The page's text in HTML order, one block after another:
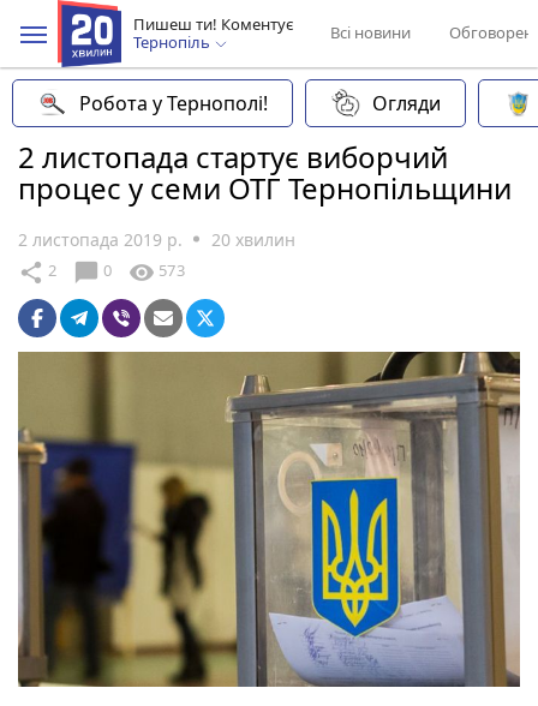
Пишеш ти! Коментує
Тернопіль
Всі новини
Робота у Тернополі! Огляди
2 листопада стартує виборчий
процес у семи ОТГ Тернопільщини
2 листопада 2019 р. 20 хвилин
share 2 chat_bubble 0 visibility 573